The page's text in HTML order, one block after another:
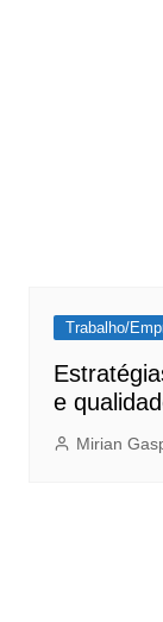
Trabalho/
e
Mirian